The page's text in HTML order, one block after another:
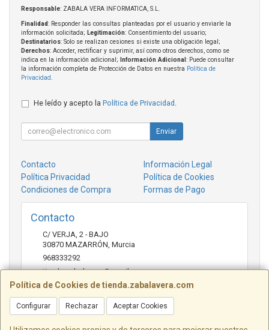
Política de Cookies de tienda.zabalavera.com
Configurar Rechazar Aceptar Cookies
Responsable: ZABALA VERA INFORMATICA, S.L.
Finalidad: Responder las consultas planteadas por el usuario y enviarle la
información solicitada; Legitimación: Consentimiento del usuario;
Destinatarios: Solo se realizan cesiones si existe una obligación legal;
Derechos: Acceder, rectificar y suprimir, así como otros derechos, como se
indica en la información adicional;
Información Adicional : Puede consultar
la información completa de Protección de Datos en nuestra Política de
Privacidad.
He leído y acepto la Política de Privacidad .
Enviar
Contacto
Información Legal
Política Privacidad
Política de Cookies
Condiciones de Compra
Formas de Pago
Contacto
C/ VERJA, 2 - BAJO
30870 MAZARRÓN, Murcia
968333292
tienda.zabalavera@gmail.com
Horario
9:30-14:00 y 17:30-20:00